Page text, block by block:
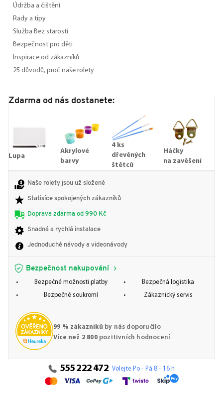
Údržba a čištění
Rady a tipy
Služba Bez starostí
Bezpečnost pro děti
Inspirace od zákazníků
25 důvodů, proč naše rolety
Zdarma od nás dostanete:
Lupa
Akrylové
barvy
4 ks
dřevěných
štětců
Háčky
na zavěšení
Naše rolety jsou už složené
Statisíce spokojených zákazníků
Doprava zdarma od 990 Kč
Snadná a rychlá instalace
Jednoduché návody a videonávody
Bezpečnost nakupování
Bezpečné možnosti platby
Bezpečná logistika
Bezpečné soukromí
Zákaznický servis
99 % zákazníků by nás doporučilo
Více než 2 800pozitivních hodnocení
555 222 472 Volejte Po - Pá 8 - 16 h